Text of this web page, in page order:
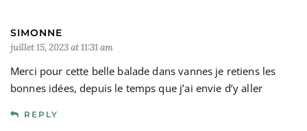
SIMONNE
juillet 15, 2023 at 11:31 am
Merci pour cette belle balade dans vannes je retiens les
bonnes idées, depuis le temps que j’ai envie d’y aller
REPLY